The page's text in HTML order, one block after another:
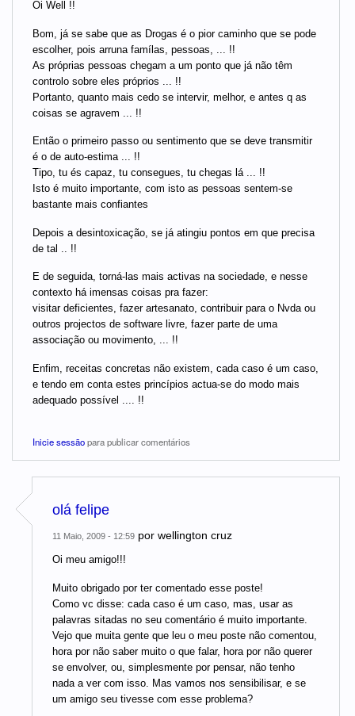
Oi Well !!
Bom, já se sabe que as Drogas é o pior caminho que se pode
escolher, pois arruna famílas, pessoas, ... !!
As próprias pessoas chegam a um ponto que já não têm
controlo sobre eles próprios ... !!
Portanto, quanto mais cedo se intervir, melhor, e antes q as
coisas se agravem ... !!
Então o primeiro passo ou sentimento que se deve transmitir
é o de auto-estima ... !!
Tipo, tu és capaz, tu consegues, tu chegas lá ... !!
Isto é muito importante, com isto as pessoas sentem-se
bastante mais confiantes
Depois a desintoxicação, se já atingiu pontos em que precisa
de tal .. !!
E de seguida, torná-las mais activas na sociedade, e nesse
contexto há imensas coisas pra fazer:
visitar deficientes, fazer artesanato, contribuir para o Nvda ou
outros projectos de software livre, fazer parte de uma
associação ou movimento, ... !!
Enfim, receitas concretas não existem, cada caso é um caso,
e tendo em conta estes princípios actua-se do modo mais
adequado possível .... !!
Inicie sessãopara publicar comentários
olá felipe
11 Maio, 2009 - 12:59 por wellington cruz
Oi meu amigo!!!
Muito obrigado por ter comentado esse poste!
Como vc disse: cada caso é um caso, mas, usar as
palavras sitadas no seu comentário é muito importante.
Vejo que muita gente que leu o meu poste não comentou,
hora por não saber muito o que falar, hora por não querer
se envolver, ou, simplesmente por pensar, não tenho
nada a ver com isso. Mas vamos nos sensibilisar, e se
um amigo seu tivesse com esse problema?